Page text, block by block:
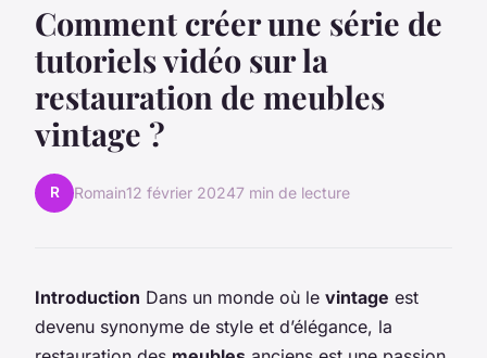
Comment créer une série de
tutoriels vidéo sur la
restauration de meubles
vintage ?
R Romain12 février 20247 min de lecture
Introduction Dans un monde où le vintage est
devenu synonyme de style et d’élégance, la